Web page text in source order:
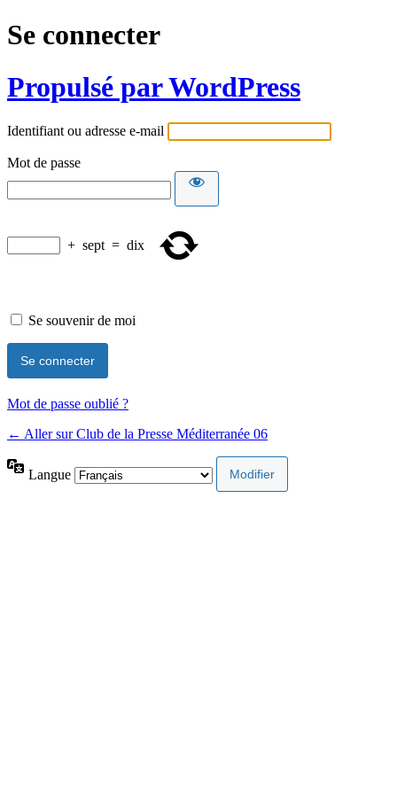
Se connecter
Propulsé par WordPress
Identifiant ou adresse e-mail
Mot de passe
+ sept = dix
Se souvenir de moi
Mot de passe oublié ?
← Aller sur Club de la Presse Méditerranée 06
Langue